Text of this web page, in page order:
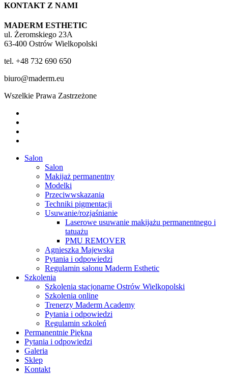
KONTAKT Z NAMI
MADERM ESTHETIC
ul. Żeromskiego 23A
63-400 Ostrów Wielkopolski
tel. +48 732 690 650
biuro@maderm.eu
Wszelkie Prawa Zastrzeżone
Close
Salon
Salon
Makijaż permanentny
Modelki
Przeciwwskazania
Techniki pigmentacji
Usuwanie/rozjaśnianie
Laserowe usuwanie makijażu permanentnego i
tatuażu
PMU REMOVER
Agnieszka Majewska
Pytania i odpowiedzi
Regulamin salonu Maderm Esthetic
Szkolenia
Szkolenia stacjonarne Ostrów Wielkopolski
Szkolenia online
Trenerzy Maderm Academy
Pytania i odpowiedzi
Regulamin szkoleń
Permanentnie Piękna
Pytania i odpowiedzi
Galeria
Sklep
Kontakt